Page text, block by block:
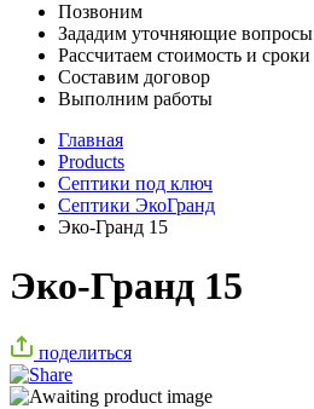
Позвоним
Зададим уточняющие вопросы
Рассчитаем стоимость и сроки
Составим договор
Выполним работы
Главная
Products
Септики под ключ
Септики ЭкоГранд
Эко-Гранд 15
Эко-Гранд 15
поделиться